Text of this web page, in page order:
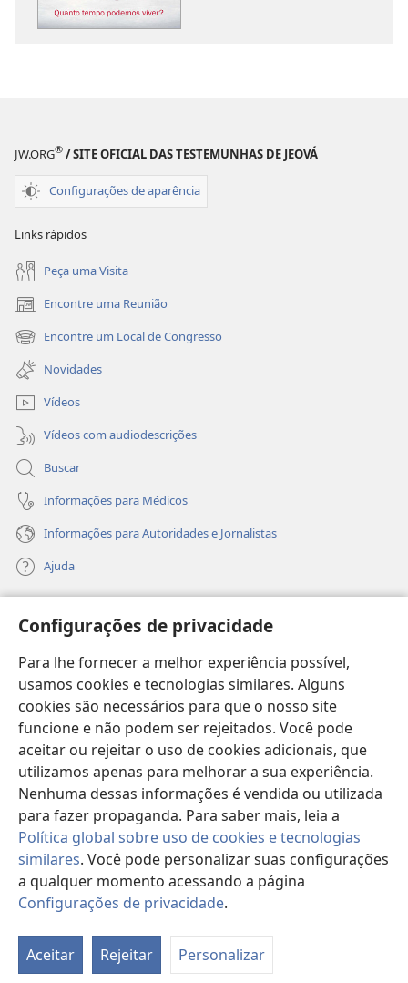
Configurações de privacidade
Para lhe fornecer a melhor experiência possível,
usamos cookies e tecnologias similares. Alguns
cookies são necessários para que o nosso site
funcione e não podem ser rejeitados. Você pode
aceitar ou rejeitar o uso de cookies adicionais, que
utilizamos apenas para melhorar a sua experiência.
Nenhuma dessas informações é vendida ou utilizada
para fazer propaganda. Para saber mais, leia a
Política global sobre uso de cookies e tecnologias
similares. Você pode personalizar suas configurações
a qualquer momento acessando a página
Configurações de privacidade.
Aceitar Rejeitar Personalizar
JW.ORG® / SITE OFICIAL DAS TESTEMUNHAS DE JEOVÁ
Configurações de aparência
Links rápidos
Peça uma Visita
Encontre uma Reunião
(abre
nova
janela)
Encontre um Local de Congresso
(abre
nova
janela)
Novidades
Vídeos
Vídeos com audiodescrições
Buscar
Informações para Médicos
Informações para Autoridades e Jornalistas
Ajuda
(abre
nova
janela)
Biblioteca On-line da Torre de Vigia™
(abre
nova
janela)JW Hub
(abre
nova
janela)JW Library
Watchtower Library
Copyright© 2026 Watch Tower Bible and Tract Society of Pennsylvania.
TERMOS DE USO | POLÍTICA DE PRIVACIDADE
PRIVACIDADE